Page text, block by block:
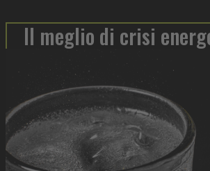
Il meglio di crisi